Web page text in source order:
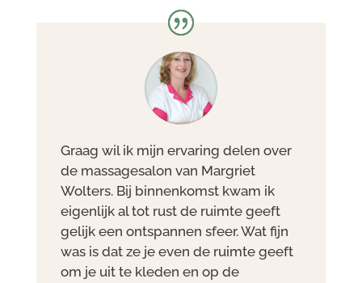
Graag wil ik mijn ervaring delen over
de massagesalon van Margriet
Wolters. Bij binnenkomst kwam ik
eigenlijk al tot rust de ruimte geeft
gelijk een ontspannen sfeer. Wat fijn
was is dat ze je even de ruimte geeft
om je uit te kleden en op de